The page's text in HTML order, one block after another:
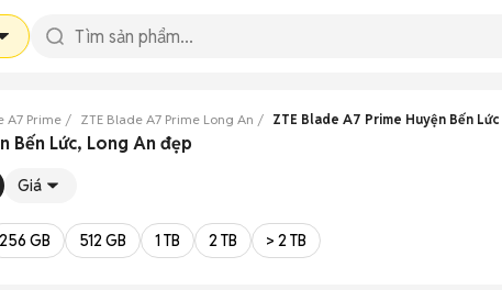
A7 Prime ZTE Blade A7 Prime Long An ZTE Blade A7 Prime Huyện Bến Lức
Bến Lức, Long An đẹp
Giá
256 GB 512 GB 1 TB 2 TB > 2 TB